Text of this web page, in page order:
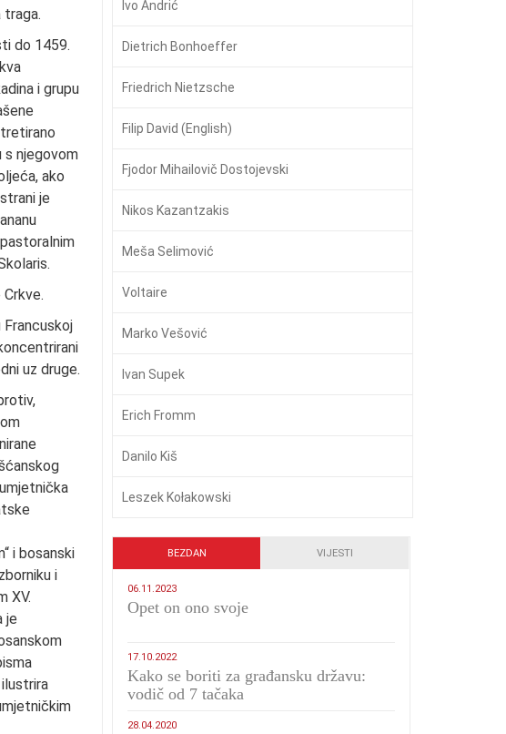
traga.
do 1459.
i grupu
s njegovom
ako
je
uz druge.
i bosanski
i
XV.
je
Ivo Andrić
Dietrich Bonhoeffer
Friedrich Nietzsche
Filip David (English)
Fjodor Mihailovič Dostojevski
Nikos Kazantzakis
Meša Selimović
Voltaire
Marko Vešović
Ivan Supek
Erich Fromm
Danilo Kiš
Leszek Kołakowski
BEZDAN VIJESTI
06.11.2023
​Opet on ono svoje
17.10.2022
Kako se boriti za građansku državu:
vodič od 7 tačaka
28.04.2020